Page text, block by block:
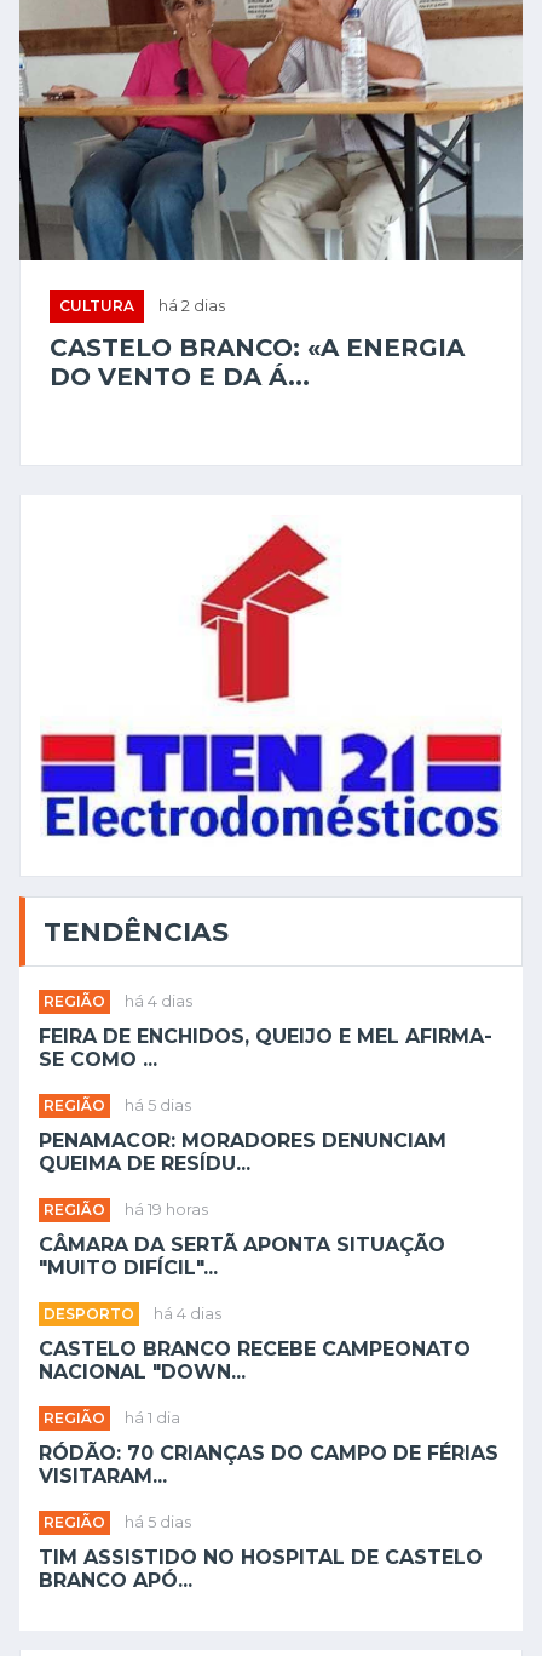
CULTURA há 2 dias
CASTELO BRANCO: «A ENERGIA
DO VENTO E DA Á...
TENDÊNCIAS
REGIÃO há 4 dias
FEIRA DE ENCHIDOS, QUEIJO E MEL AFIRMA-
SE COMO ...
REGIÃO há 5 dias
PENAMACOR: MORADORES DENUNCIAM
QUEIMA DE RESÍDU...
REGIÃO há 19 horas
CÂMARA DA SERTÃ APONTA SITUAÇÃO
"MUITO DIFÍCIL"...
DESPORTO há 4 dias
CASTELO BRANCO RECEBE CAMPEONATO
NACIONAL "DOWN...
REGIÃO há 1 dia
RÓDÃO: 70 CRIANÇAS DO CAMPO DE FÉRIAS
VISITARAM...
REGIÃO há 5 dias
TIM ASSISTIDO NO HOSPITAL DE CASTELO
BRANCO APÓ...